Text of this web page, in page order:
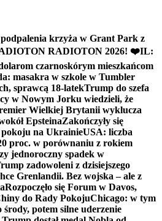
krzyża w Grant Park z
RADIOTON 2026! ❤️IL:
czarnoskórym mieszkańcom
masakra w szkole w Tumbler
sprawcą 18-latekTrump do szefa
w Nowym Jorku wiedzieli, że
Wielkiej Brytanii wyklucza
EpsteinaZakończyły się
na UkrainieUSA: liczba
proc. w porównaniu z rokiem
jednoroczny spadek w
zadowoleni z dzisiejszego
Grenlandii. Bez wojska – ale z
Rozpoczęło się Forum w Davos,
do Rady PokojuChicago: w tym
potem silne uderzenie